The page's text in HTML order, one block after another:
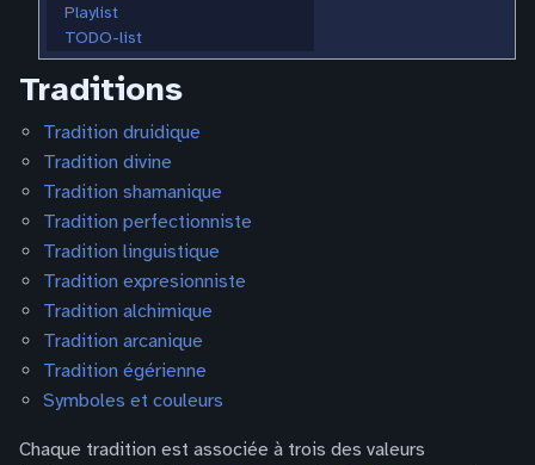
Playlist
TODO-list
Traditions
Tradition druidique
Tradition divine
Tradition shamanique
Tradition perfectionniste
Tradition linguistique
Tradition expresionniste
Tradition alchimique
Tradition arcanique
Tradition égérienne
Symboles et couleurs
Chaque tradition est associée à trois des valeurs